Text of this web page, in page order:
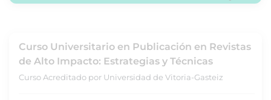
Curso Universitario en Publicación en Revistas
de Alto Impacto: Estrategias y Técnicas
Curso Acreditado por Universidad de Vitoria-Gasteiz